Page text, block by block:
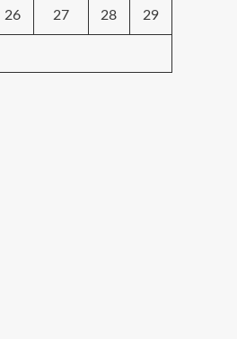
26 27 28 29